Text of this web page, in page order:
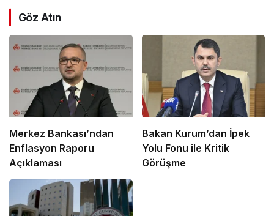
Göz Atın
Merkez Bankası’ndan
Enflasyon Raporu
Açıklaması
Bakan Kurum’dan İpek
Yolu Fonu ile Kritik
Görüşme